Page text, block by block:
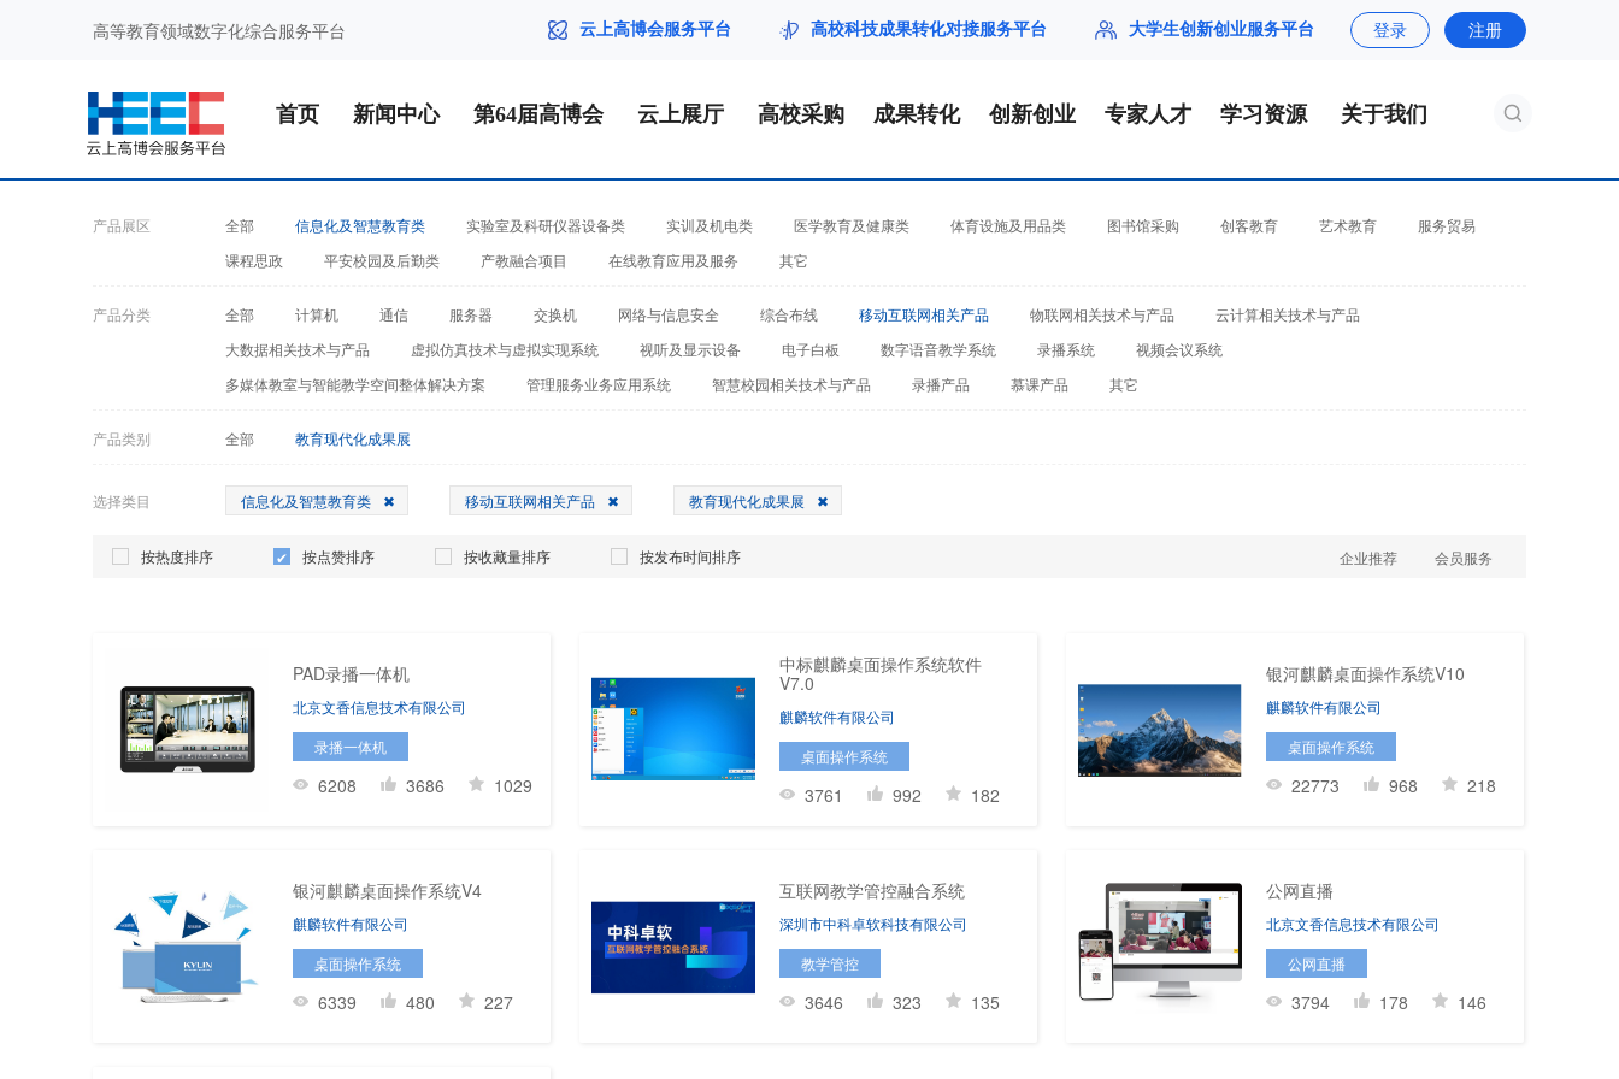
高等教育领域数字化综合服务平台 云上高博会服务平台 高校科技成果转化对接服务平台 大学生创新创业服务平台 登录 注册
首页 新闻中心 第64届高博会 云上展厅 高校采购 成果转化 创新创业 专家人才 学习资源 关于我们
产品展区 全部 信息化及智慧教育类 实验室及科研仪器设备类 实训及机电类 医学教育及健康类 体育设施及用品类 图书馆采购 创客教育 艺术教育
服务贸易
课程思政
平安校园及后勤类 产教融合项目 在线教育应用及服务 其它
产品分类 全部 计算机 通信 服务器 交换机 网络与信息安全 综合布线 移动互联网相关产品 物联网相关技术与产品
云计算相关技术与产品
大数据相关技术与产品
虚拟仿真技术与虚拟实现系统 视听及显示设备 电子白板 数字语音教学系统 录播系统
视频会议系统
多媒体教室与智能教学空间整体解决方案
管理服务业务应用系统 智慧校园相关技术与产品 录播产品 慕课产品 其它
产品类别 全部 教育现代化成果展
选择类目 信息化及智慧教育类 移动互联网相关产品 教育现代化成果展
按热度排序 按点赞排序 按收藏量排序 按发布时间排序 企业推荐 会员服务
PAD录播一体机
北京文香信息技术有限公司
录播一体机
6208 3686 1029
中标麒麟桌面操作系统软件
V7.0
麒麟软件有限公司
桌面操作系统
3761 992 182
银河麒麟桌面操作系统V10
麒麟软件有限公司
桌面操作系统
22773 968 218
银河麒麟桌面操作系统V4
麒麟软件有限公司
桌面操作系统
6339 480 227
互联网教学管控融合系统
深圳市中科卓软科技有限公司
教学管控
3646 323 135
公网直播
北京文香信息技术有限公司
公网直播
3794 178 146